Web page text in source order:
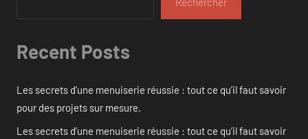
Recent Posts
Les secrets d’une menuiserie réussie : tout ce qu’il faut savoir
pour des projets sur mesure.
Les secrets d’une menuiserie réussie : tout ce qu’il faut savoir